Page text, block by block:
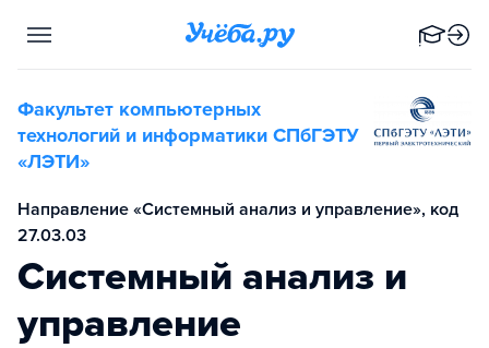
Факультет компьютерных
технологий и информатики СПбГЭТУ
«ЛЭТИ»
Направление «Системный анализ и управление», код
27.03.03
Системный анализ и
управление